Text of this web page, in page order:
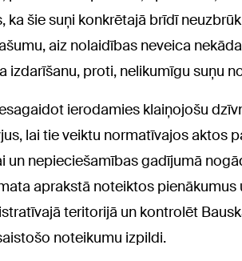
ka šie suņi konkrētajā brīdī
aiz nolaidības neveica
izdarīšanu, proti, nelikumīgu suņu
ierodamies klaiņojošu
lai tie veiktu normatīvajos aktos
un nepieciešamības gadījumā
aprakstā noteiktos
teritorijā un kontrolēt
noteikumu izpildi.